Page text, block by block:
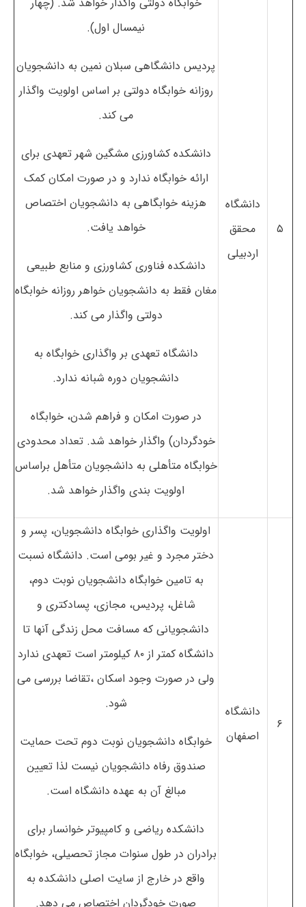
۵
دانشگاه
محقق
اردبیلی
نیمسال اول).
پردیس دانشگاهی سبلان نمین به دانشجویان
روزانه خوابگاه دولتی بر اساس اولویت واگذار
می کند.
دانشکده کشاورزی مشگین شهر تعهدی برای
ارائه خوابگاه ندارد و در صورت امکان کمک
هزینه خوابگاهی به دانشجویان اختصاص
خواهد یافت.
دانشکده فناوری کشاورزی و منابع طبیعی
مغان فقط به دانشجویان خواهر روزانه خوابگاه
دولتی واگذار می کند.
دانشگاه تعهدی بر واگذاری خوابگاه به
دانشجویان دوره شبانه ندارد.
در صورت امکان و فراهم شدن، خوابگاه
خودگردان) واگذار خواهد شد. تعداد محدودی
خوابگاه متأهلی به دانشجویان متأهل براساس
اولویت بندی واگذار خواهد شد.
۶
دانشگاه
اصفهان
اولویت واگذاری خوابگاه دانشجویان، پسر و
دختر مجرد و غیر بومی است. دانشگاه نسبت
به تامین خوابگاه دانشجویان نوبت دوم،
شاغل، پردیس، مجازی، پسادکتری و
دانشجویانی که مسافت محل زندگی آنها تا
دانشگاه کمتر از ۸۰ کیلومتر است تعهدی ندارد
ولی در صورت وجود اسکان ،تقاضا بررسی می
شود.
خوابگاه دانشجویان نوبت دوم تحت حمایت
صندوق رفاه دانشجویان نیست لذا تعیین
مبالغ آن به عهده دانشگاه است.
دانشکده ریاضی و کامپیوتر خوانسار برای
برادران در طول سنوات مجاز تحصیلی، خوابگاه
واقع در خارج از سایت اصلی دانشکده به
صورت خودگردان اختصاص می دهد.